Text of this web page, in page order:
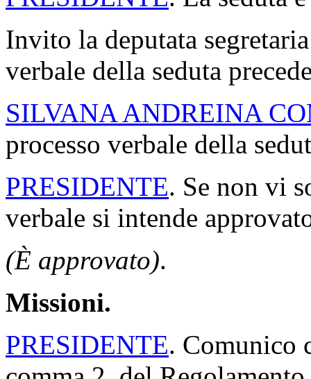
Invito la deputata
verbale della seduta
SILVANA ANDREINA
processo verbale della
PRESIDENTE. Se non vi
verbale si intende
(È approvato).
Missioni.
PRESIDENTE. Comunico